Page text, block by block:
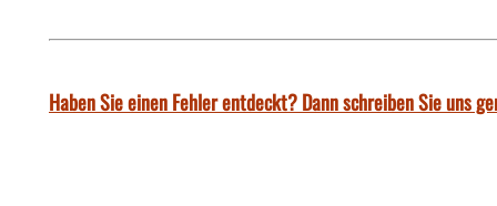
Haben Sie einen Fehler entdeckt? Dann schreiben Sie uns